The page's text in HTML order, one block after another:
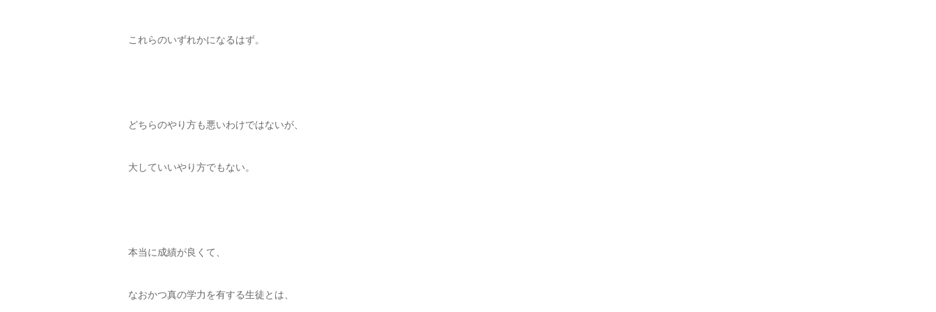
これらのいずれかになるはず。
どちらのやり方も悪いわけではないが、
大していいやり方でもない。
本当に成績が良くて、
なおかつ真の学力を有する生徒とは、